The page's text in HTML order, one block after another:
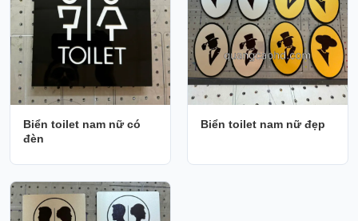
Biển toilet nam nữ có
đèn
Biển toilet nam nữ đẹp